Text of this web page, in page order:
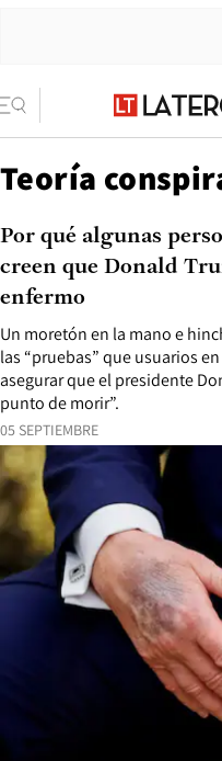
Teoría
05 SEPTIEMBRE
Un moretón en la mano e
las “pruebas” que usuarios
asegurar que el presidente
punto de morir”.
Por qué algunas
creen que Donald
enfermo